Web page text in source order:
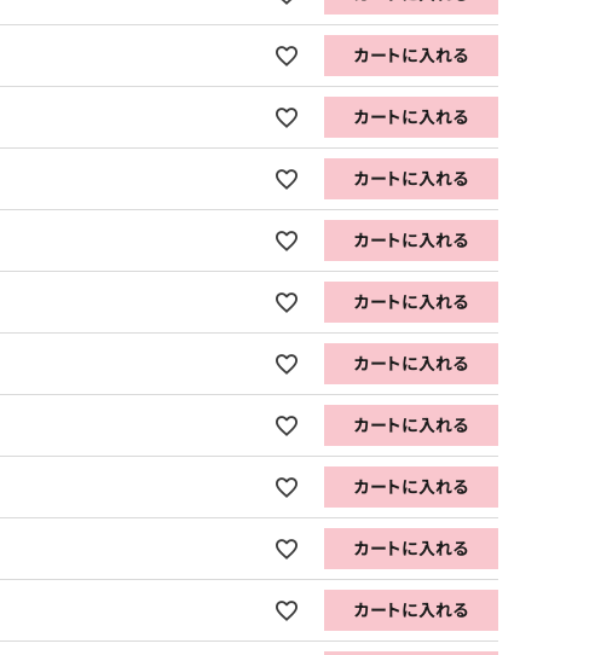
カートに入れる
カートに入れる
カートに入れる
カートに入れる
カートに入れる
カートに入れる
カートに入れる
カートに入れる
カートに入れる
カートに入れる